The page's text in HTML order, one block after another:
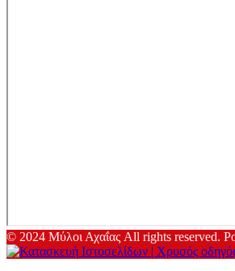
© 2024 Μύλοι Αχαΐας All rights reserved.